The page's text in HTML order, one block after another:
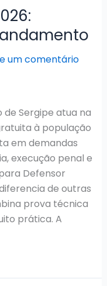
um comentário
de Sergipe atua na
à população
em demandas
execução penal e
Defensor
de outras
prova técnica
prática. A